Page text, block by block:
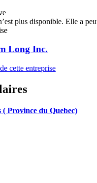
plus disponible. Elle a
Long Inc.
cette entreprise
( Province du Quebec)